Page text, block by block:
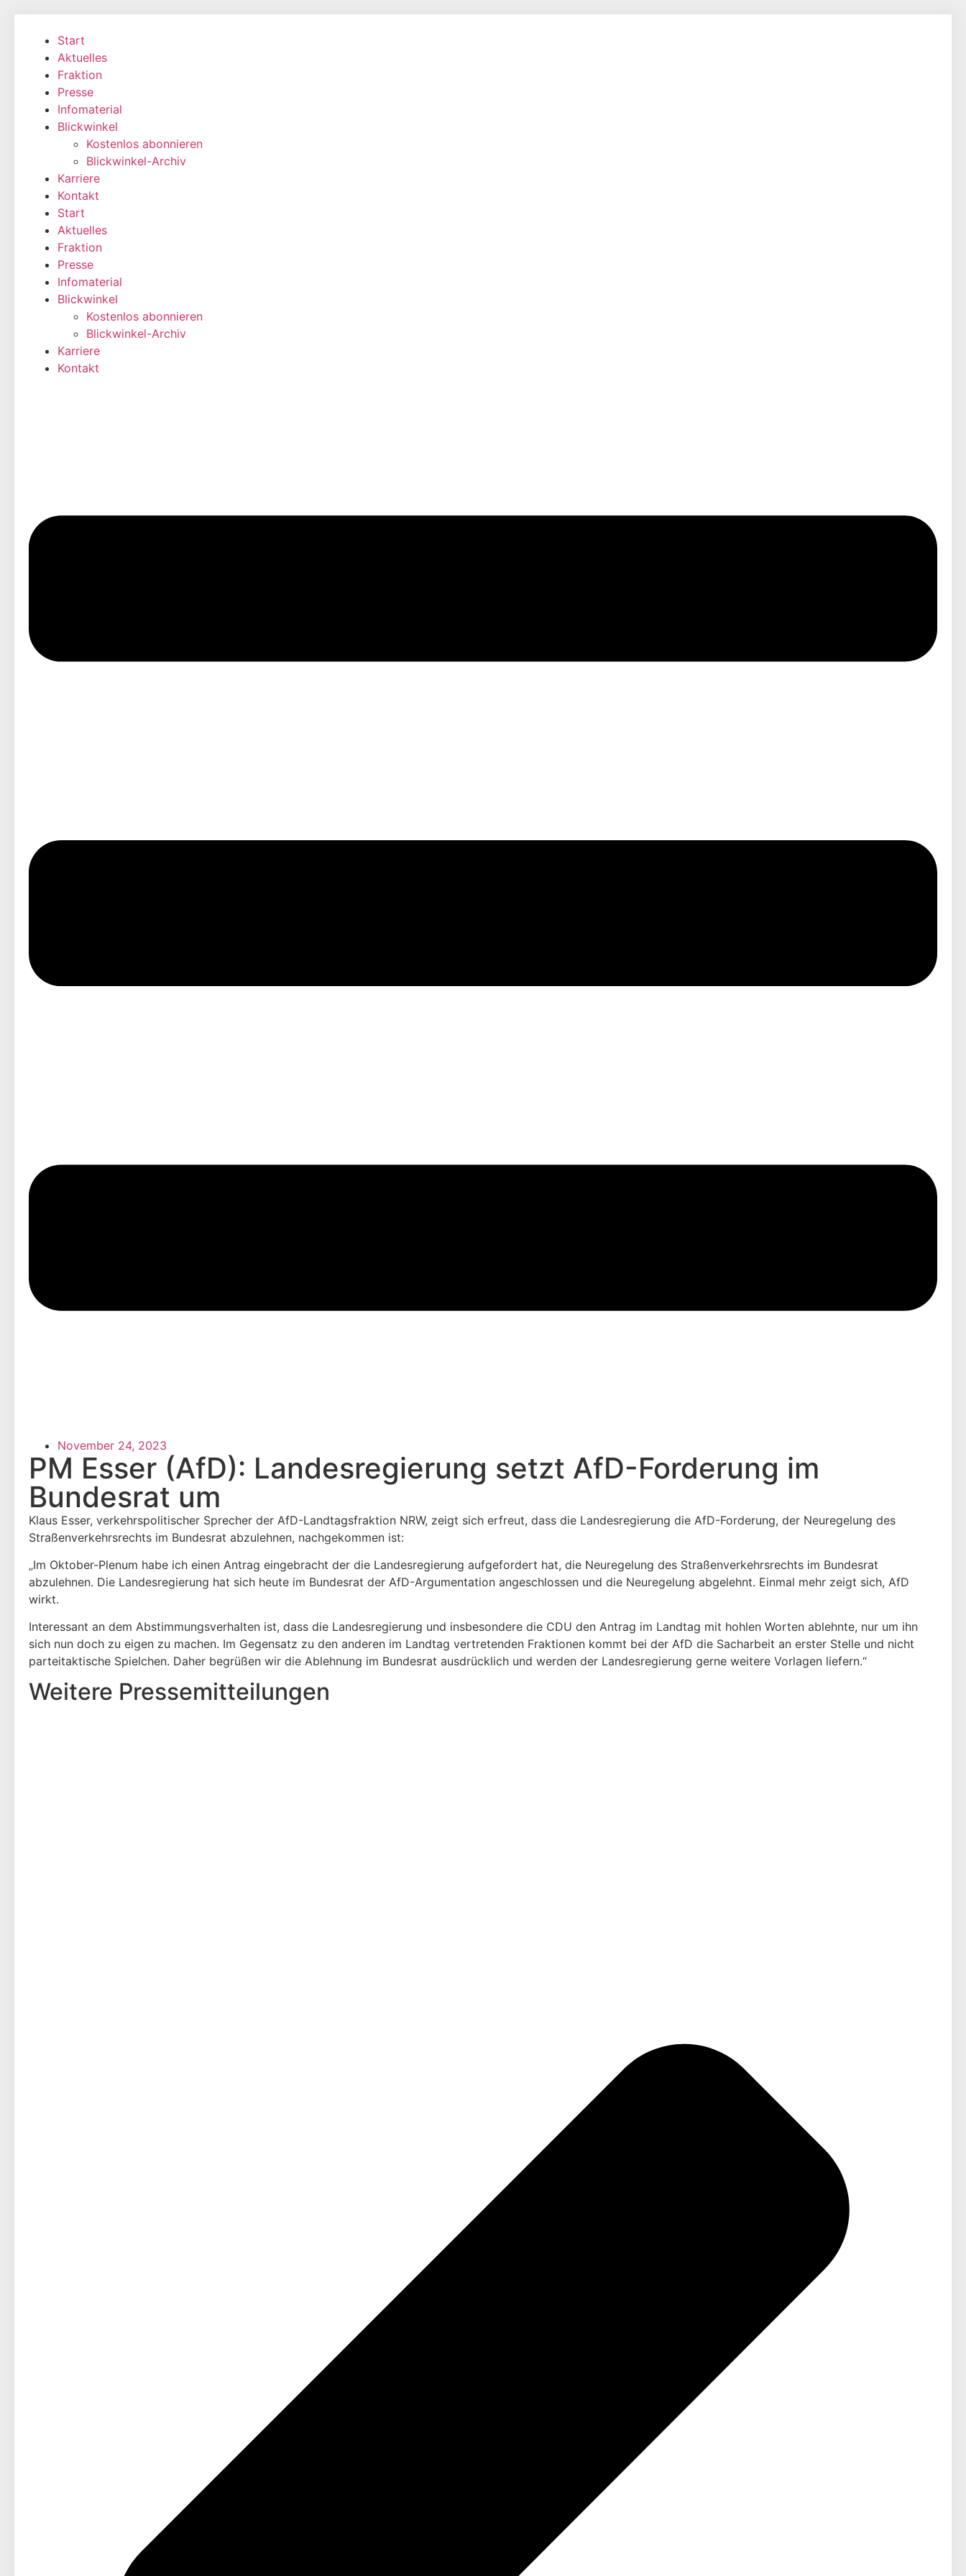
wechseln
Start
Aktuelles
Fraktion
Presse
Infomaterial
Blickwinkel
Kostenlos abonnieren
Blickwinkel-Archiv
Karriere
Kontakt
Start
Aktuelles
Fraktion
Presse
Infomaterial
Blickwinkel
Kostenlos abonnieren
Blickwinkel-Archiv
Karriere
Kontakt
November 24, 2023
PM Esser (AfD): Landesregierung setzt AfD-Forderung im
Bundesrat um
Klaus Esser, verkehrspolitischer Sprecher der AfD-Landtagsfraktion NRW, zeigt sich erfreut, dass die Landesregierung die AfD-Forderung, der Neuregelung des
Straßenverkehrsrechts im Bundesrat abzulehnen, nachgekommen ist:
„Im Oktober-Plenum habe ich einen Antrag eingebracht der die Landesregierung aufgefordert hat, die Neuregelung des Straßenverkehrsrechts im Bundesrat
abzulehnen. Die Landesregierung hat sich heute im Bundesrat der AfD-Argumentation angeschlossen und die Neuregelung abgelehnt. Einmal mehr zeigt sich, AfD
wirkt.
Interessant an dem Abstimmungsverhalten ist, dass die Landesregierung und insbesondere die CDU den Antrag im Landtag mit hohlen Worten ablehnte, nur um ihn
sich nun doch zu eigen zu machen. Im Gegensatz zu den anderen im Landtag vertretenden Fraktionen kommt bei der AfD die Sacharbeit an erster Stelle und nicht
parteitaktische Spielchen. Daher begrüßen wir die Ablehnung im Bundesrat ausdrücklich und werden der Landesregierung gerne weitere Vorlagen liefern.“
Weitere Presse­mitteilungen